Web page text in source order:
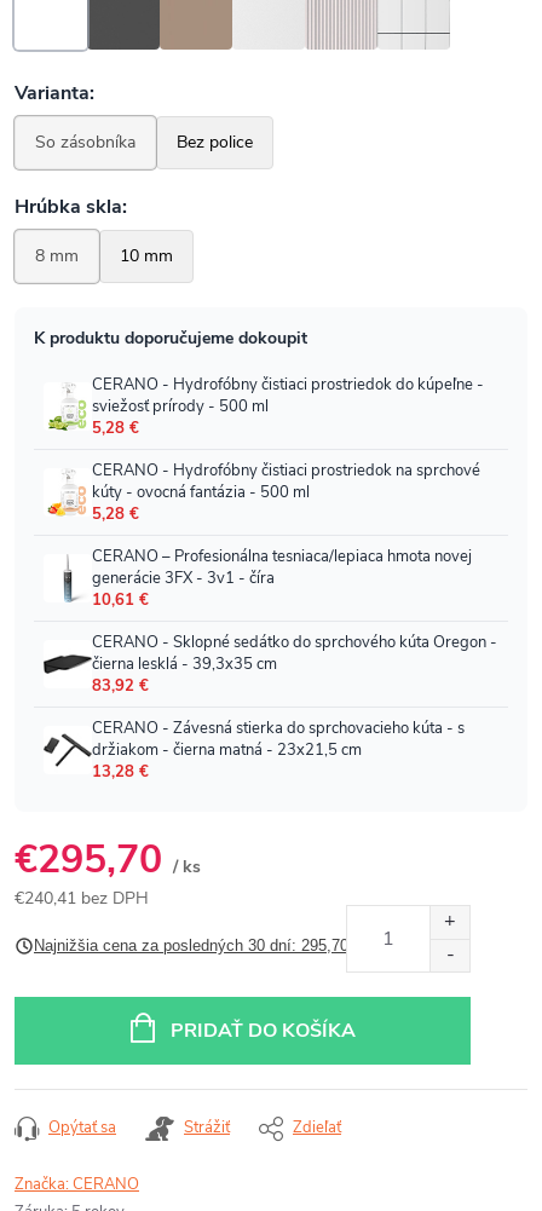
€295,70 / ks
€240,41 bez DPH
cena:Najnižšia cena za posledných 30 dní: 295,70 €
PRIDAŤ DO KOŠÍKA
Opýtať sa Strážiť Zdieľať
Značka:CERANO